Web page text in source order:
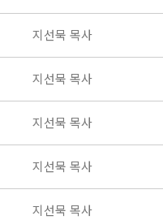
지선묵 목사
지선묵 목사
지선묵 목사
지선묵 목사
지선묵 목사